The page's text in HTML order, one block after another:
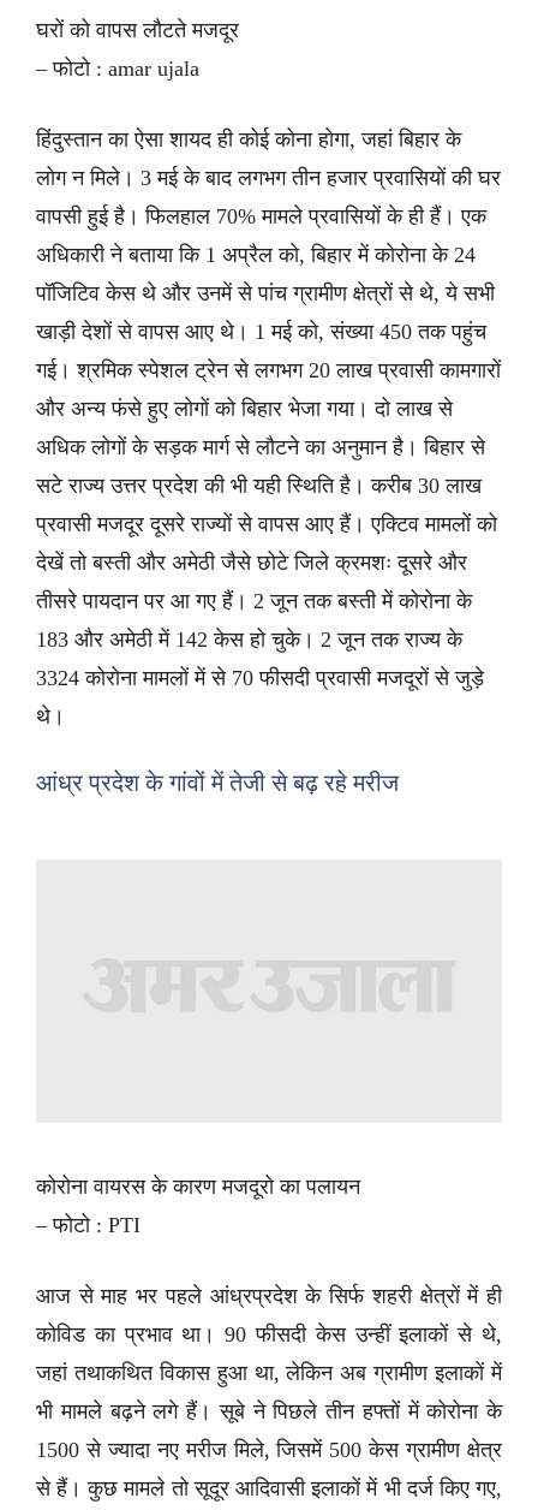
घरों को वापस लौटते मजदूर
– फोटो : amar ujala
हिंदुस्तान का ऐसा शायद ही कोई कोना होगा, जहां बिहार के
लोग न मिले। 3 मई के बाद लगभग तीन हजार प्रवासियों की घर
वापसी हुई है। फिलहाल 70% मामले प्रवासियों के ही हैं। एक
अधिकारी ने बताया कि 1 अप्रैल को, बिहार में कोरोना के 24
पॉजिटिव केस थे और उनमें से पांच ग्रामीण क्षेत्रों से थे, ये सभी
खाड़ी देशों से वापस आए थे। 1 मई को, संख्या 450 तक पहुंच
गई। श्रमिक स्पेशल ट्रेन से लगभग 20 लाख प्रवासी कामगारों
और अन्य फंसे हुए लोगों को बिहार भेजा गया। दो लाख से
अधिक लोगों के सड़क मार्ग से लौटने का अनुमान है। बिहार से
सटे राज्य उत्तर प्रदेश की भी यही स्थिति है। करीब 30 लाख
प्रवासी मजदूर दूसरे राज्यों से वापस आए हैं। एक्टिव मामलों को
देखें तो बस्ती और अमेठी जैसे छोटे जिले क्रमशः दूसरे और
तीसरे पायदान पर आ गए हैं। 2 जून तक बस्ती में कोरोना के
183 और अमेठी में 142 केस हो चुके। 2 जून तक राज्य के
3324 कोरोना मामलों में से 70 फीसदी प्रवासी मजदूरों से जुड़े
थे।
आंध्र प्रदेश के गांवों में तेजी से बढ़ रहे मरीज
कोरोना वायरस के कारण मजदूरो का पलायन
– फोटो : PTI
आज से माह भर पहले आंध्रप्रदेश के सिर्फ शहरी क्षेत्रों में ही
कोविड का प्रभाव था। 90 फीसदी केस उन्हीं इलाकों से थे,
जहां तथाकथित विकास हुआ था, लेकिन अब ग्रामीण इलाकों में
भी मामले बढ़ने लगे हैं। सूबे ने पिछले तीन हफ्तों में कोरोना के
1500 से ज्यादा नए मरीज मिले, जिसमें 500 केस ग्रामीण क्षेत्र
से हैं। कुछ मामले तो सूदूर आदिवासी इलाकों में भी दर्ज किए गए,